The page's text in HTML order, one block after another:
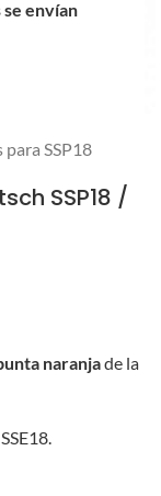
envían
SSP18
SSP18 /
naranjade la